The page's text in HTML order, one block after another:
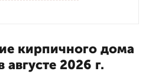
кирпичного дома
2026 г.